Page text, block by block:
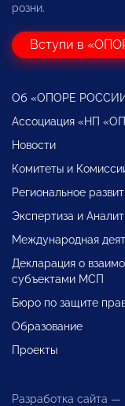
розни.
Вступи в
Об «ОПОРЕ
Ассоциация «НП
Новости
Комитеты и
Региональное
Экспертиза и
Международная
Декларация о
субъектами МСП
Бюро по защите
Образование
Проекты
Разработка сайта —